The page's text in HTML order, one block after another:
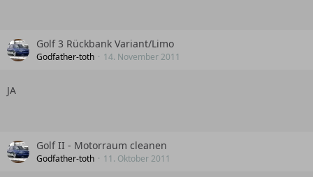
Golf 3 Rückbank Variant/Limo
Godfather-toth 14. November 2011
JA
Golf II - Motorraum cleanen
Godfather-toth 11. Oktober 2011